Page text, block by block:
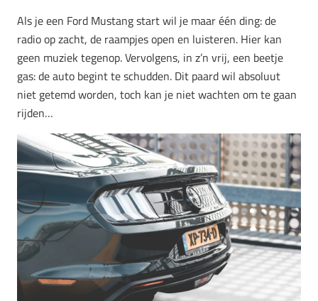
Als je een Ford Mustang start wil je maar één ding: de
radio op zacht, de raampjes open en luisteren. Hier kan
geen muziek tegenop. Vervolgens, in z’n vrij, een beetje
gas: de auto begint te schudden. Dit paard wil absoluut
niet getemd worden, toch kan je niet wachten om te gaan
rijden…